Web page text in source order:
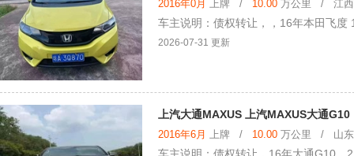
2016年0月 上牌 / 10.00 万公里 / 江西
车主说明：债权转让，，16年本田飞度
2026-07-31 更新
上汽大通MAXUS 上汽MAXUS大通G10
2016年6月 上牌 / 10.00 万公里 / 山东